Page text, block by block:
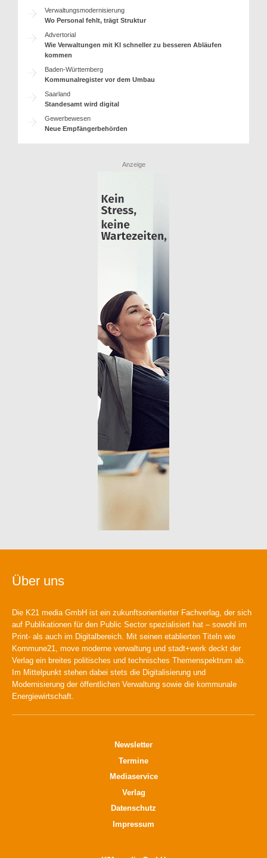
Verwaltungsmodernisierung
Wo Personal fehlt, trägt Struktur
Advertorial
Wie Verwaltungen mit KI schneller zu besseren Abläufen
kommen
Baden-Württemberg
Kommunalregister vor dem Umbau
Saarland
Standesamt wird digital
Gewerbewesen
Neue Empfängerbehörden
Anzeige
Über uns
Die K21 media GmbH ist ein zukunftsorientierter Fachverlag, der sich
auf Publikationen für den Public Sector spezialisiert hat – sowohl im
Print- als auch im Digitalbereich. Mit seinen etablierten Titeln wie
Kommune21, move moderne verwaltung und stadt+werk deckt der
Verlag ein breites politisches und technisches Themenspektrum ab.
Im Mittelpunkt stehen dabei stets die Digitalisierung und
Modernisierung der öffentlichen Verwaltung sowie die kommunale
Energiewirtschaft.
Newsletter
Termine
Mediaservice
Verlag
Datenschutz
Impressum